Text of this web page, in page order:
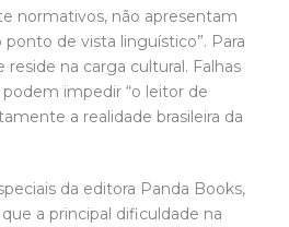
normativos, não apresentam
de vista linguístico”. Para
reside na carga cultural. Falhas
impedir “o leitor de
a realidade brasileira da
da editora Panda Books,
a principal dificuldade na